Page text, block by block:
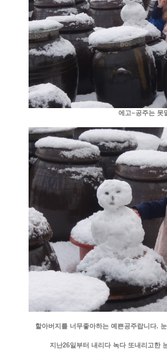
에고~공주는 못
할아버지를 너무좋아하는 예쁜공주랍니다.
지난26일부터 내리다 녹다 또내리고한